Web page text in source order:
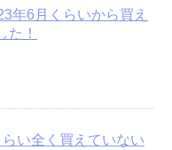
年6月くらいから買え
た！
い全く買えていない